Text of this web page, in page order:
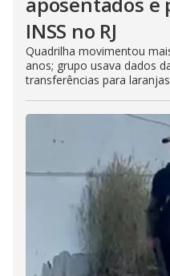
INSS no RJ
Quadrilha movimentou
anos; grupo usava dados
transferências para laranjas